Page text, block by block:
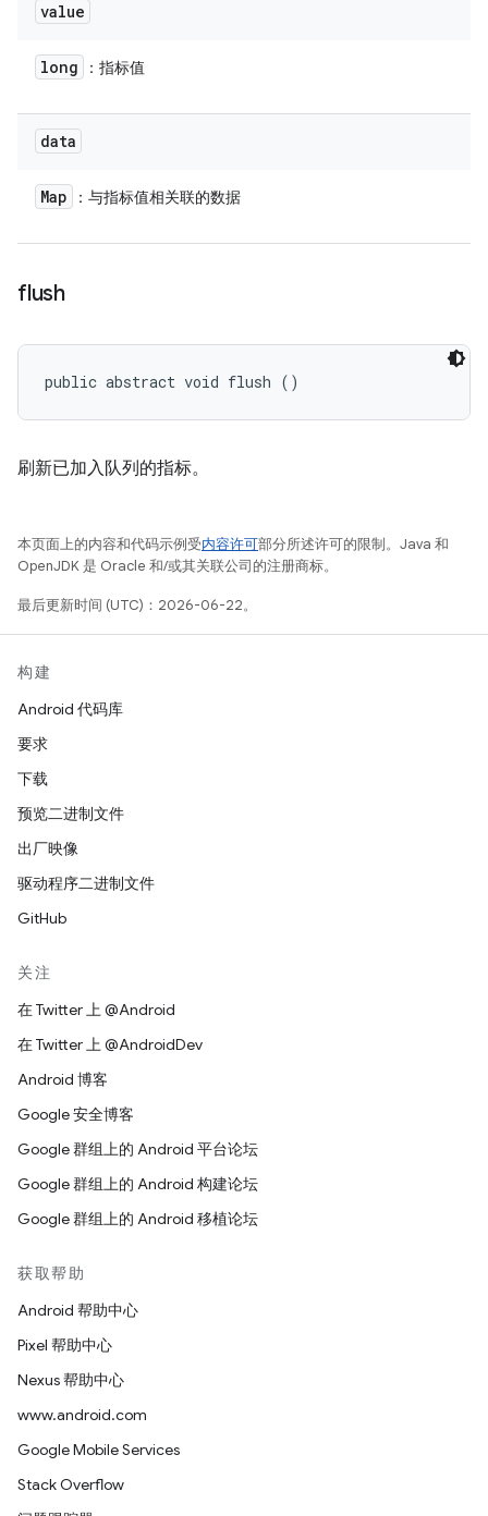
value
long ：指标值
data
Map ：与指标值相关联的数据
flush
public abstract void flush ()
刷新已加入队列的指标。
本页面上的内容和代码示例受内容许可部分所述许可的限制。Java 和
OpenJDK 是 Oracle 和/或其关联公司的注册商标。
最后更新时间 (UTC)：2026-06-22。
构建
Android 代码库
要求
下载
预览二进制文件
出厂映像
驱动程序二进制文件
GitHub
关注
在 Twitter 上 @Android
在 Twitter 上 @AndroidDev
Android 博客
Google 安全博客
Google 群组上的 Android 平台论坛
Google 群组上的 Android 构建论坛
Google 群组上的 Android 移植论坛
获取帮助
Android 帮助中心
Pixel 帮助中心
Nexus 帮助中心
www.android.com
Google Mobile Services
Stack Overflow